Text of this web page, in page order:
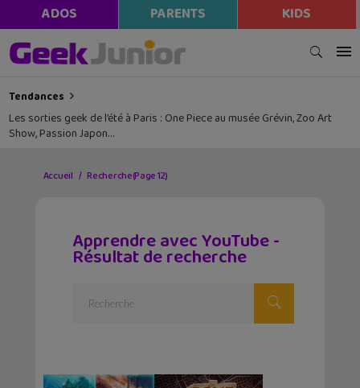
ADOS PARENTS KIDS
Tendances
Les sorties geek de l’été à Paris : One Piece au musée Grévin, Zoo Art
Show, Passion Japon…
Accueil Recherche(Page 12)
Apprendre avec YouTube -
Résultat de recherche